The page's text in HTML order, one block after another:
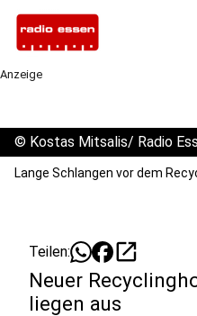
Anzeige
© Kostas Mitsalis/ Radio
Lange Schlangen vor dem
Teilen: open_in_new
Neuer
liegen aus